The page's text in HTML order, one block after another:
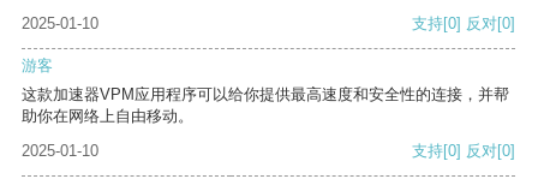
2025-01-10
支持[0] 反对[0]
游客
这款加速器VPM应用程序可以给你提供最高速度和安全性的连接，并帮
助你在网络上自由移动。
2025-01-10
支持[0] 反对[0]